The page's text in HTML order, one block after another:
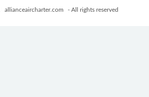
allianceaircharter.com - All rights reserved